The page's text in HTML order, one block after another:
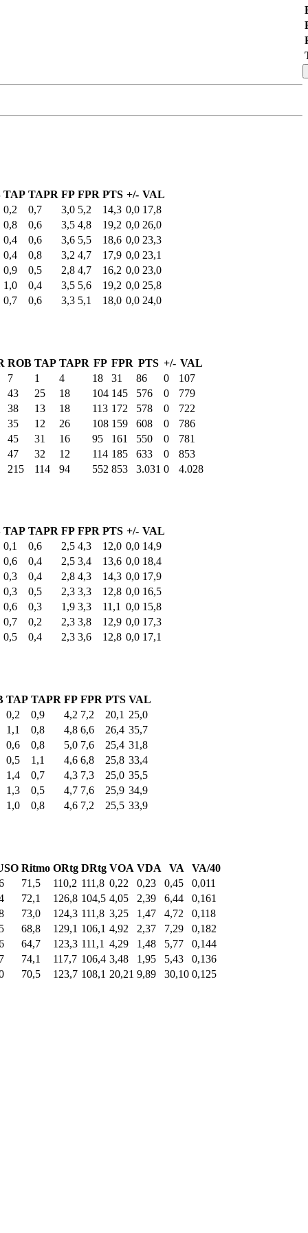
TAP TAPR FP FPR PTS +/- VAL
0,2
0,7 3,0 5,2 14,3 0,0 17,8
0,8
0,6 3,5 4,8 19,2 0,0 26,0
0,4
0,6 3,6 5,5 18,6 0,0 23,3
0,4
0,8 3,2 4,7 17,9 0,0 23,1
0,9
0,5 2,8 4,7 16,2 0,0 23,0
1,0
0,4 3,5 5,6 19,2 0,0 25,8
0,7
0,6 3,3 5,1 18,0 0,0 24,0
ROB TAP TAPR FP FPR PTS +/- VAL
7
1 4 18 31 86 0
107
43
25 18 104 145 576 0
779
38
13 18 113 172 578 0
722
35
12 26 108 159 608 0
786
45
31 16 95 161 550 0
781
47
32 12 114 185 633 0
853
215
114 94 552 853 3.031 0 4.028
TAP TAPR FP FPR PTS +/- VAL
0,1
0,6 2,5 4,3 12,0 0,0 14,9
0,6
0,4 2,5 3,4 13,6 0,0 18,4
0,3
0,4 2,8 4,3 14,3 0,0 17,9
0,3
0,5 2,3 3,3 12,8 0,0 16,5
0,6
0,3 1,9 3,3 11,1 0,0 15,8
0,7
0,2 2,3 3,8 12,9 0,0 17,3
0,5
0,4 2,3 3,6 12,8 0,0 17,1
TAP TAPR FP FPR PTS VAL
0,2
0,9 4,2 7,2 20,1 25,0
1,1
0,8 4,8 6,6 26,4 35,7
0,6
0,8 5,0 7,6 25,4 31,8
0,5
1,1 4,6 6,8 25,8 33,4
1,4
0,7 4,3 7,3 25,0 35,5
1,3
0,5 4,7 7,6 25,9 34,9
1,0
0,8 4,6 7,2 25,5 33,9
Ritmo ORtg DRtg VOA VDA VA
VA/40
71,5 110,2 111,8 0,22 0,23 0,45
0,011
72,1 126,8 104,5 4,05 2,39 6,44
0,161
73,0 124,3 111,8 3,25 1,47 4,72
0,118
68,8 129,1 106,1 4,92 2,37 7,29
0,182
64,7 123,3 111,1 4,29 1,48 5,77
0,144
74,1 117,7 106,4 3,48 1,95 5,43
0,136
70,5 123,7 108,1 20,21 9,89 30,10 0,125